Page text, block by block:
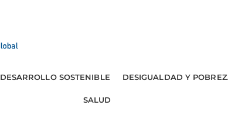
DESARROLLO SOSTENIBLE DESIGUALDAD Y
SALUD